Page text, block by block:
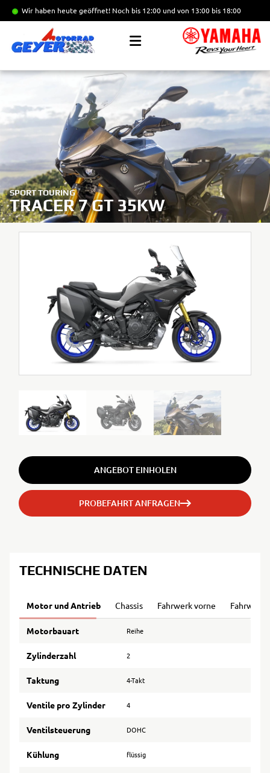
Wir haben heute geöffnet! Noch bis 12:00 und von 13:00 bis 18:00
SPORT TOURING
TRACER 7 GT 35KW
ANGEBOT EINHOLEN
PROBEFAHRT ANFRAGEN
TECHNISCHE DATEN
Motor und Antrieb Chassis Fahrwerk vorne Fahrwerk
Motorbauart Reihe
Zylinderzahl 2
Taktung 4-Takt
Ventile pro Zylinder 4
Ventilsteuerung DOHC
Kühlung flüssig